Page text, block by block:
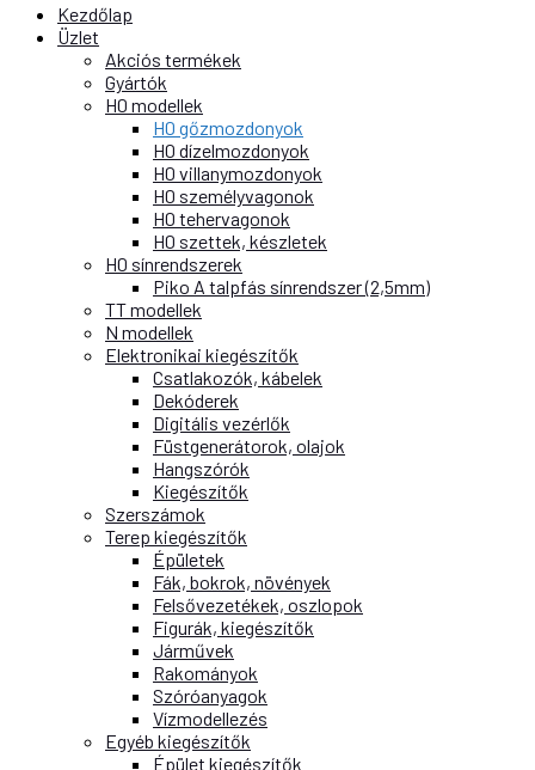
Kezdőlap
Üzlet
Akciós termékek
Gyártók
H0 modellek
H0 gőzmozdonyok
H0 dízelmozdonyok
H0 villanymozdonyok
H0 személyvagonok
H0 tehervagonok
H0 szettek, készletek
H0 sínrendszerek
Piko A talpfás sínrendszer (2,5mm)
TT modellek
N modellek
Elektronikai kiegészítők
Csatlakozók, kábelek
Dekóderek
Digitális vezérlők
Füstgenerátorok, olajok
Hangszórók
Kiegészítők
Szerszámok
Terep kiegészítők
Épületek
Fák, bokrok, növények
Felsővezetékek, oszlopok
Figurák, kiegészítők
Járművek
Rakományok
Szóróanyagok
Vízmodellezés
Egyéb kiegészítők
Épület kiegészítők